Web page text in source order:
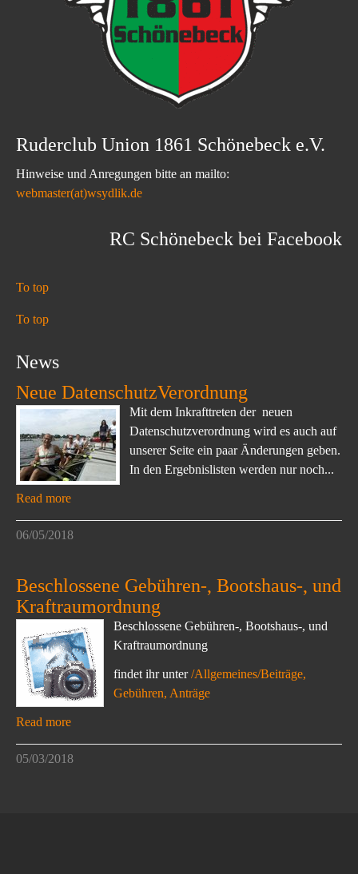
Ruderclub Union 1861 Schönebeck e.V.
Hinweise und Anregungen bitte an mailto:
webmaster(at)wsydlik.de
RC Schönebeck bei Facebook
To top
To top
News
Neue DatenschutzVerordnung
Mit dem Inkrafttreten der neuen
Datenschutzverordnung wird es auch auf
unserer Seite ein paar Änderungen geben.
In den Ergebnislisten werden nur noch...
Read more
06/05/2018
Beschlossene Gebühren-, Bootshaus-, und
Kraftraumordnung
Beschlossene Gebühren-, Bootshaus-, und
Kraftraumordnung
findet ihr unter/Allgemeines/Beiträge,
Gebühren, Anträge
Read more
05/03/2018